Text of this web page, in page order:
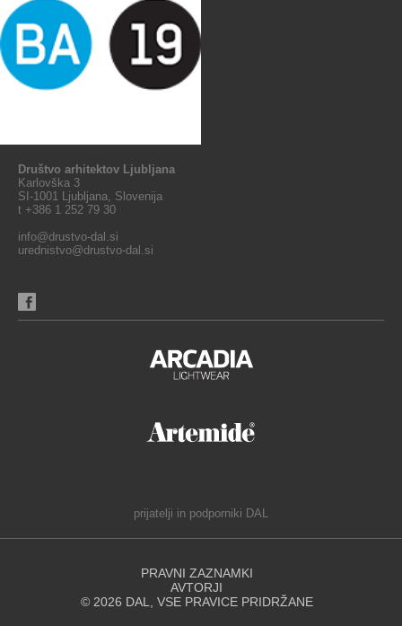
Društvo arhitektov Ljubljana
Karlovška 3
SI-1001 Ljubljana, Slovenija
t +386 1 252 79 30
info@drustvo-dal.si
urednistvo@drustvo-dal.si
prijatelji in podporniki DAL
PRAVNI ZAZNAMKI
AVTORJI
© 2026 DAL, VSE PRAVICE PRIDRŽANE